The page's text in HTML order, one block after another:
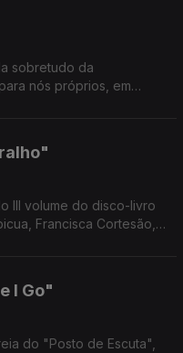
sobretudo da
nós próprios, em
III volume do disco-livro
Francisca Cortesão,
I Go"
do "Posto de Escuta",